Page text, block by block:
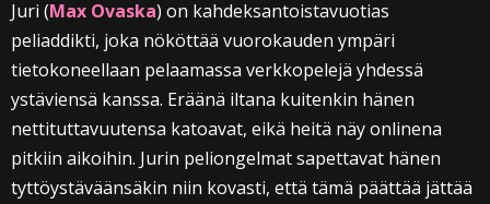
Juri (Max Ovaska) on kahdeksantoistavuotias
peliaddikti, joka nököttää vuorokauden ympäri
tietokoneellaan pelaamassa verkkopelejä yhdessä
ystäviensä kanssa. Eräänä iltana kuitenkin hänen
nettituttavuutensa katoavat, eikä heitä näy onlinena
pitkiin aikoihin. Jurin peliongelmat sapettavat hänen
tyttöystäväänsäkin niin kovasti, että tämä päättää jättää